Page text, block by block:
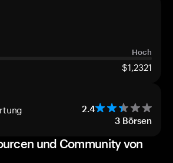
Hoch
$1,2321
2.4
3 Börsen
und Community von